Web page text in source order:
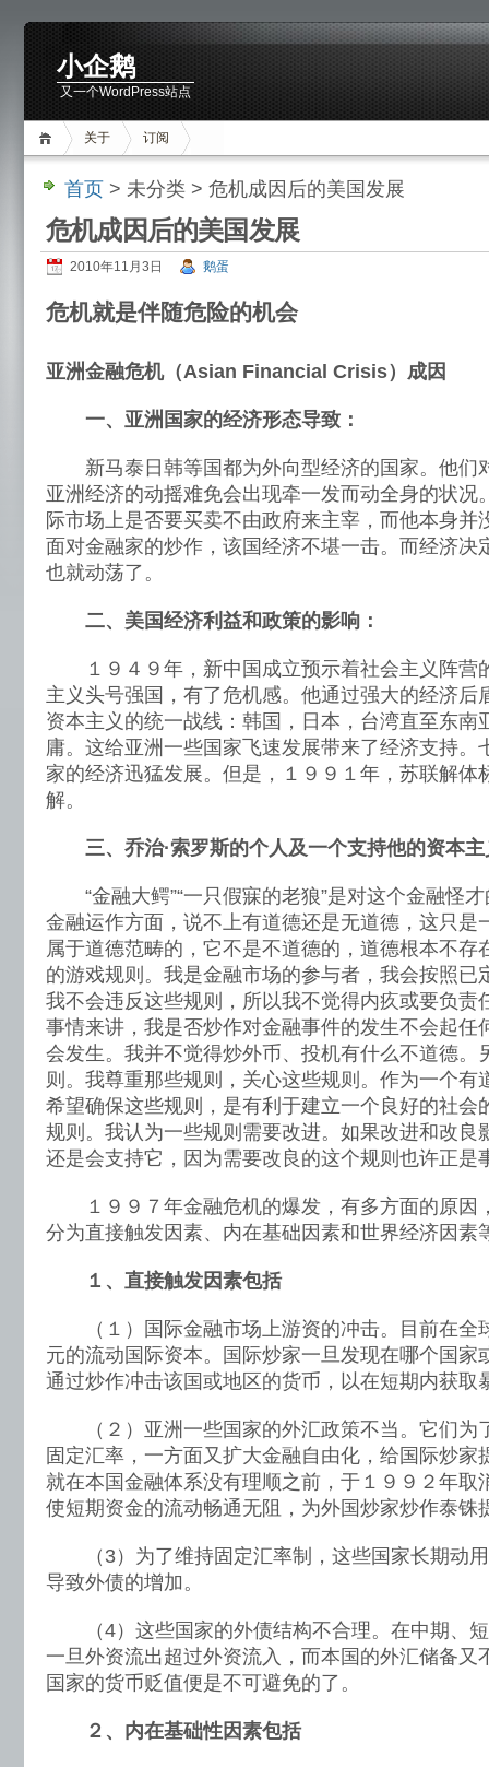
小企鹅
又一个WordPress站点
关于 订阅
首页 > 未分类 > 危机成因后的美国发展
危机成因后的美国发展
2010年11月3日 鹅蛋
危机就是伴随危险的机会
亚洲金融危机（Asian Financial Crisis） 成因
一、亚洲国家的经济形态导致：
新马泰日韩等国都为外向型经济的国家。他们
亚洲经济的动摇难免会出现牵一发而动全身的状况
际市场上是否要买卖不由政府来主宰，而他本身并
面对金融家的炒作，该国经济不堪一击。而经济决
也就动荡了。
二、美国经济利益和政策的影响：
１９４９年，新中国成立预示着社会主义阵营
主义头号强国，有了危机感。他通过强大的经济后
资本主义的统一战线：韩国，日本，台湾直至东南
庸。这给亚洲一些国家飞速发展带来了经济支持。
家的经济迅猛发展。但是，１９９１年，苏联解体
解。
三、乔治·索罗斯的个人及一个支持他的资本
“金融大鳄”“一只假寐的老狼”是对这个金融怪才
金融运作方面，说不上有道德还是无道德，这只是
属于道德范畴的，它不是不道德的，道德根本不存
的游戏规则。我是金融市场的参与者，我会按照已
我不会违反这些规则，所以我不觉得内疚或要负责
事情来讲，我是否炒作对金融事件的发生不会起任
会发生。我并不觉得炒外币、投机有什么不道德。
则。我尊重那些规则，关心这些规则。作为一个有
希望确保这些规则，是有利于建立一个良好的社会
规则。我认为一些规则需要改进。如果改进和改良
还是会支持它，因为需要改良的这个规则也许正是
１９９７年金融危机的爆发，有多方面的原因
分为直接触发因素、内在基础因素和世界经济因素
１、直接触发因素包括
（１）国际金融市场上游资的冲击。目前在全
元的流动国际资本。国际炒家一旦发现在哪个国家
通过炒作冲击该国或地区的货币，以在短期内获取
（２）亚洲一些国家的外汇政策不当。它们为
固定汇率，一方面又扩大金融自由化，给国际炒家
就在本国金融体系没有理顺之前，于１９９２年取
使短期资金的流动畅通无阻，为外国炒家炒作泰铢
（3）为了维持固定汇率制，这些国家长期动用
导致外债的增加。
（4）这些国家的外债结构不合理。在中期、短
一旦外资流出超过外资流入，而本国的外汇储备又
国家的货币贬值便是不可避免的了。
２、内在基础性因素包括